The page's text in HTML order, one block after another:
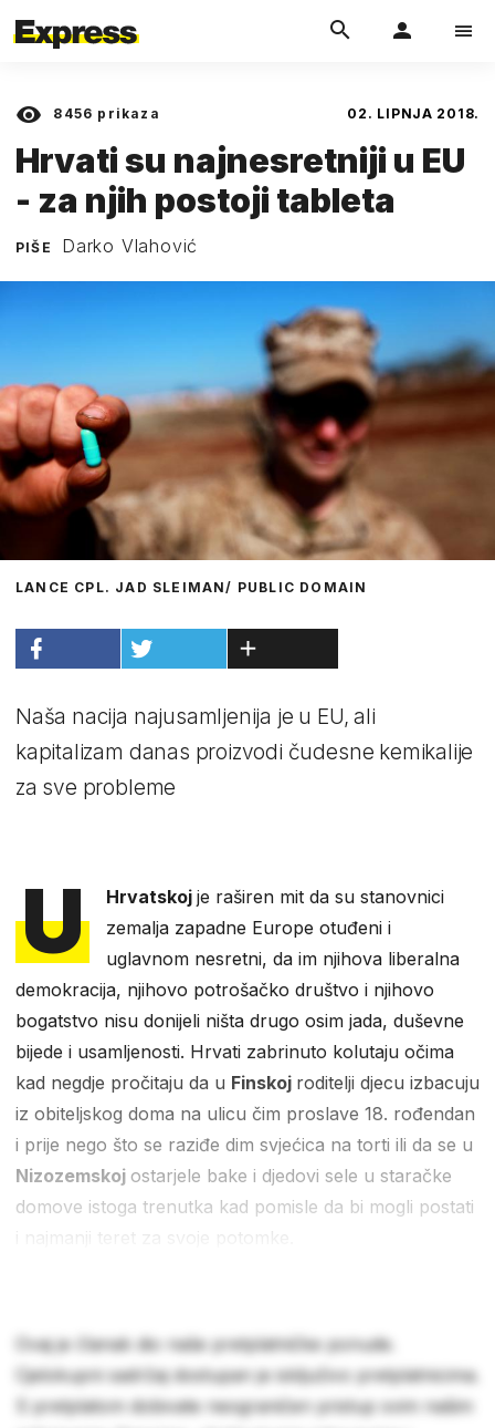
8456 prikaza 02. LIPNJA 2018.
Hrvati su najnesretniji u EU
- za njih postoji tableta
PIŠE Darko Vlahović
LANCE CPL. JAD SLEIMAN/ PUBLIC DOMAIN
Naša nacija najusamljenija je u EU, ali
kapitalizam danas proizvodi čudesne kemikalije
za sve probleme
U Hrvatskojje raširen mit da su stanovnici
zemalja zapadne Europe otuđeni i
uglavnom nesretni, da im njihova liberalna
demokracija, njihovo potrošačko društvo i njihovo
bogatstvo nisu donijeli ništa drugo osim jada, duševne
bijede i usamljenosti. Hrvati zabrinuto kolutaju očima
kad negdje pročitaju da u Finskoj roditelji djecu izbacuju
iz obiteljskog doma na ulicu čim proslave 18. rođendan
i prije nego što se raziđe dim svjećica na torti ili da se u
Nizozemskoj ostarjele bake i djedovi sele u staračke
domove istoga trenutka kad pomisle da bi mogli postati
i najmanji teret za svoje potomke.
Ovaj je članak dio naše pretplatničke ponude.
Cjelokupni sadržaj dostupan je isključivo pretplatnicima.
S pretplatom dobivate neograničen pristup svim našim